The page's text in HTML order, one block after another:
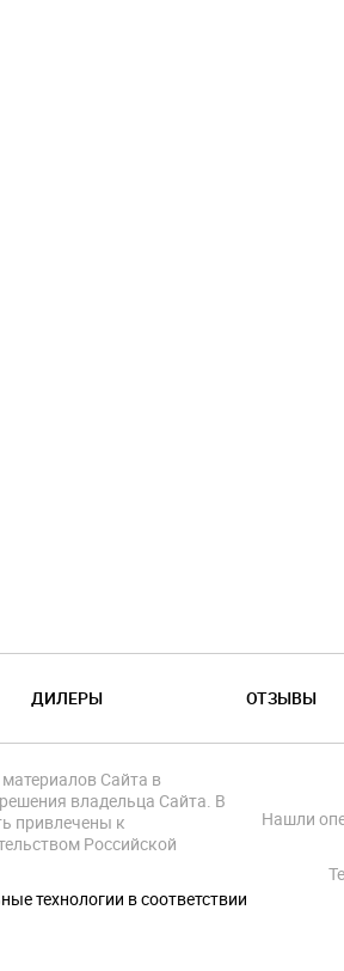
ДИЛЕРЫ ОТЗЫВЫ
Нашли
Сайта в
владельца Сайта. В
привлечены к
Российской
технологии в соответствии